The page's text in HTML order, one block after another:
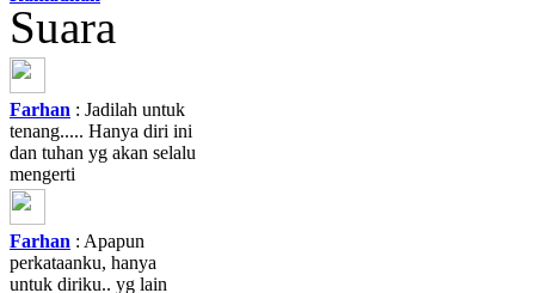
Suara
Farhan : Jadilah untuk
tenang..... Hanya diri ini
dan tuhan yg akan selalu
mengerti
Farhan : Apapun
perkataanku, hanya
untuk diriku.. yg lain